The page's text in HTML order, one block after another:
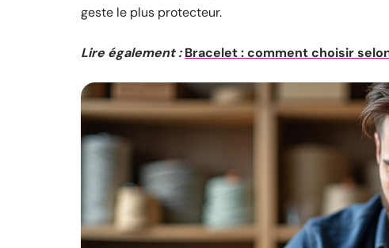
geste le plus protecteur.
Lire également : Bracelet : comment choisir